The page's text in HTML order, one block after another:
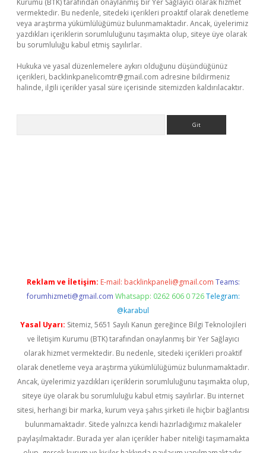
Kurumu (BTK) tarafından onaylanmış bir Yer Sağlayıcı olarak hizmet
vermektedir. Bu nedenle, sitedeki içerikleri proaktif olarak denetleme
veya araştırma yükümlülüğümüz bulunmamaktadır. Ancak, üyelerimiz
yazdıkları içeriklerin sorumluluğunu taşımakta olup, siteye üye olarak
bu sorumluluğu kabul etmiş sayılırlar.
Hukuka ve yasal düzenlemelere aykırı olduğunu düşündüğünüz
içerikleri, backlinkpanelicomtr@gmail.com adresine bildirmeniz
halinde, ilgili içerikler yasal süre içerisinde sitemizden kaldırılacaktır.
Reklam ve İletişim: E-mail: backlinkpaneli@gmail.com Teams:
forumhizmeti@gmail.com Whatsapp: 0262 606 0 726 Telegram:
@karabul
Yasal Uyarı: Sitemiz, 5651 Sayılı Kanun gereğince Bilgi Teknolojileri
ve İletişim Kurumu (BTK) tarafından onaylanmış bir Yer Sağlayıcı
olarak hizmet vermektedir. Bu nedenle, sitedeki içerikleri proaktif
olarak denetleme veya araştırma yükümlülüğümüz bulunmamaktadır.
Ancak, üyelerimiz yazdıkları içeriklerin sorumluluğunu taşımakta olup,
siteye üye olarak bu sorumluluğu kabul etmiş sayılırlar. Bu internet
sitesi, herhangi bir marka, kurum veya şahıs şirketi ile hiçbir bağlantısı
bulunmamaktadır. Sitede yalnızca kendi hazırladığımız makaleler
paylaşılmaktadır. Burada yer alan içerikler haber niteliği taşımamakta